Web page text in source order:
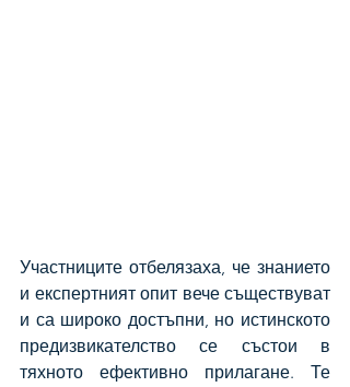
Участниците отбелязаха, че знанието
и експертният опит вече съществуват
и са широко достъпни, но истинското
предизвикателство се състои в
тяхното ефективно прилагане. Те